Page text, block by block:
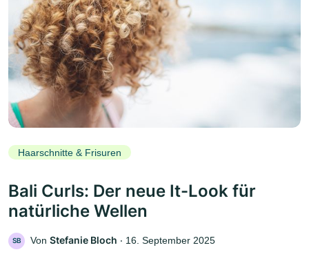
Haarschnitte & Frisuren
Bali Curls: Der neue It-Look für
natürliche Wellen
SB Von Stefanie Bloch ‧ 16. September 2025